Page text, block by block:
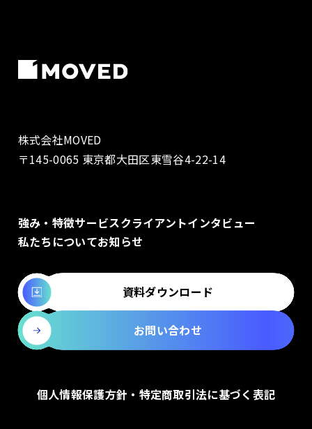
強み・特徴サービスクライアントインタビュー
私たちについてお知らせ
資料ダウンロード
お問い合わせ
個人情報保護方針・特定商取引法に基づく表記
株式会社MOVED
〒145-0065 東京都大田区東雪谷4-22-14